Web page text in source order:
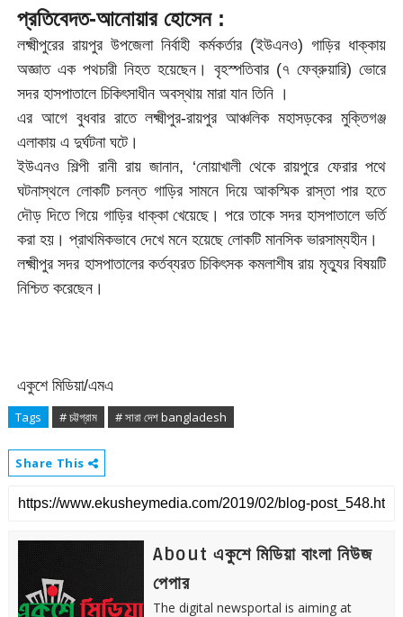
প্রতিবেদত-আনোয়ার হোসেন :
লক্ষ্মীপুরের রায়পুর উপজেলা নির্বাহী কর্মকর্তার (ইউএনও) গাড়ির ধাক্কায়
অজ্ঞাত এক পথচারী নিহত হয়েছেন। বৃহস্পতিবার (৭ ফেব্রুয়ারি) ভোরে
সদর হাসপাতালে চিকিৎসাধীন অবস্থায় মারা যান তিনি ।
এর আগে বুধবার রাতে লক্ষ্মীপুর-রায়পুর আঞ্চলিক মহাসড়কের মুক্তিগঞ্জ
এলাকায় এ দুর্ঘটনা ঘটে।
ইউএনও শিল্পী রানী রায় জানান, ‘নোয়াখালী থেকে রায়পুরে ফেরার পথে
ঘটনাস্থলে লোকটি চলন্ত গাড়ির সামনে দিয়ে আকস্মিক রাস্তা পার হতে
দৌড় দিতে গিয়ে গাড়ির ধাক্কা খেয়েছে। পরে তাকে সদর হাসপাতালে ভর্তি
করা হয়। প্রাথমিকভাবে দেখে মনে হয়েছে লোকটি মানসিক ভারসাম্যহীন।
লক্ষ্মীপুর সদর হাসপাতালের কর্তব্যরত চিকিৎসক কমলাশীষ রায় মৃত্যুর বিষয়টি
নিশ্চিত করেছেন।
একুশে মিডিয়া/এমএ
Tags # চট্টগ্রাম # সারা দেশ bangladesh
Share This
About একুশে মিডিয়া বাংলা নিউজ
পেপার
The digital newsportal is aiming at